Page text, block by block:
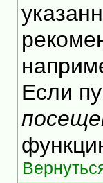
Если